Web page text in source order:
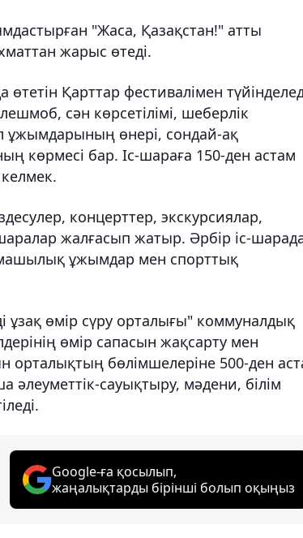
"Жаса, Қазақстан!" атты
жарыс өтеді.
Қарттар фестивалімен
сән көрсетілімі, шеберлік
ұжымдарының өнері, сондай-ақ
көрмесі бар. Іс-шараға 150-ден астам
концерттер, экскурсиялар,
жалғасып жатыр. Әрбір іс-
ұжымдар мен спорттық
ұзақ өмір сүру орталығы" коммуналдық
өмір сапасын жақсарту мен
орталықтың бөлімшелеріне 500-ден
сауықтыру, мәдени, білім
Google-ға қосылып,
жаңалықтарды бірінші болып оқыңыз